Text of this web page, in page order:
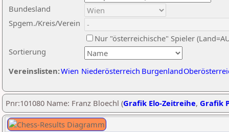
Sortierung
Bundesland
Spgem./Kreis/Verein
Nur "österreichische" Spieler
Vereinslisten:Wien Niederösterreich Burgenland
Pnr:101080 Name: Franz Bloechl (Grafik Elo-Zeitreihe, Grafik